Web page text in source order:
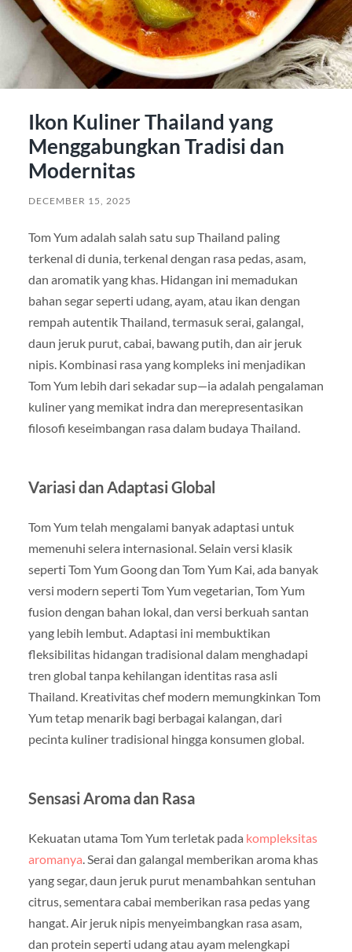
Ikon Kuliner Thailand yang
Menggabungkan Tradisi dan
Modernitas
DECEMBER 15, 2025
Tom Yum adalah salah satu sup Thailand paling
terkenal di dunia, terkenal dengan rasa pedas, asam,
dan aromatik yang khas. Hidangan ini memadukan
bahan segar seperti udang, ayam, atau ikan dengan
rempah autentik Thailand, termasuk serai, galangal,
daun jeruk purut, cabai, bawang putih, dan air jeruk
nipis. Kombinasi rasa yang kompleks ini menjadikan
Tom Yum lebih dari sekadar sup—ia adalah pengalaman
kuliner yang memikat indra dan merepresentasikan
filosofi keseimbangan rasa dalam budaya Thailand.
Variasi dan Adaptasi Global
Tom Yum telah mengalami banyak adaptasi untuk
memenuhi selera internasional. Selain versi klasik
seperti Tom Yum Goong dan Tom Yum Kai, ada banyak
versi modern seperti Tom Yum vegetarian, Tom Yum
fusion dengan bahan lokal, dan versi berkuah santan
yang lebih lembut. Adaptasi ini membuktikan
fleksibilitas hidangan tradisional dalam menghadapi
tren global tanpa kehilangan identitas rasa asli
Thailand. Kreativitas chef modern memungkinkan Tom
Yum tetap menarik bagi berbagai kalangan, dari
pecinta kuliner tradisional hingga konsumen global.
Sensasi Aroma dan Rasa
Kekuatan utama Tom Yum terletak pada kompleksitas
aromanya . Serai dan galangal memberikan aroma khas
yang segar, daun jeruk purut menambahkan sentuhan
citrus, sementara cabai memberikan rasa pedas yang
hangat. Air jeruk nipis menyeimbangkan rasa asam,
dan protein seperti udang atau ayam melengkapi